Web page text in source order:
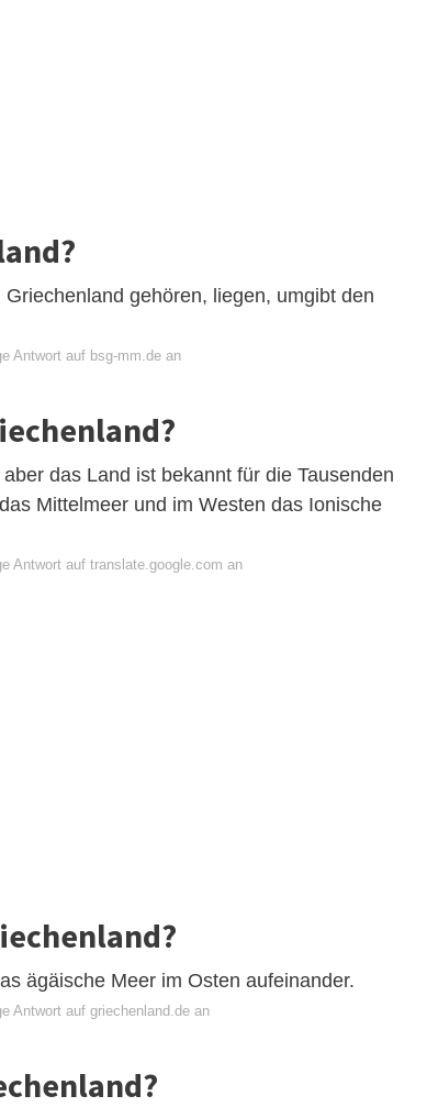
gehören, liegen, umgibt den
Antwort auf bsg-mm.de an
das Land ist bekannt für die Tausenden
Mittelmeer und im Westen das Ionische
Antwort auf translate.google.com an
ägäische Meer im Osten aufeinander.
Antwort auf griechenland.de an